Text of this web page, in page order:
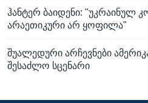
ჰანტერ ბაიდენი: "უკრაინულ
არაეთიკური არ ყოფილა"
შუალედური არჩევნები
შესაძლო სცენარი